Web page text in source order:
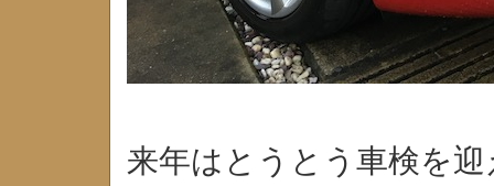
来年はとうとう車検を